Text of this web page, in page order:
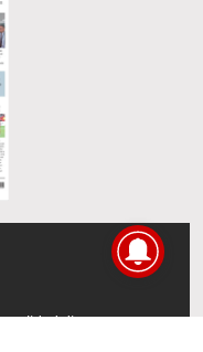
directamente en